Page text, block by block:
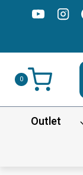
0
Outlet